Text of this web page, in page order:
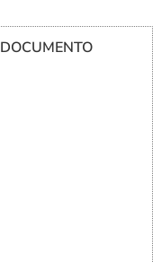
DOCUMENTO